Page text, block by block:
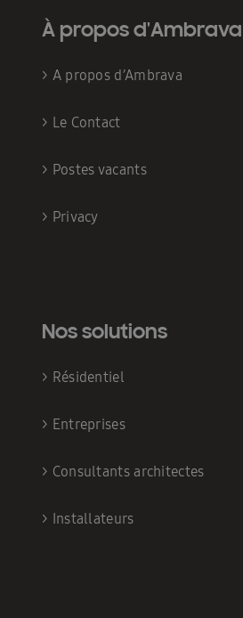
À propos d'Ambrava
> A propos d’Ambrava
> Le Contact
> Postes vacants
> Privacy
Nos solutions
> Résidentiel
> Entreprises
> Consultants architectes
> Installateurs